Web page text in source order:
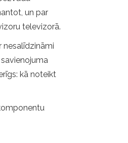
un par
televizorā.
nesalīdzināmi
kā noteikt